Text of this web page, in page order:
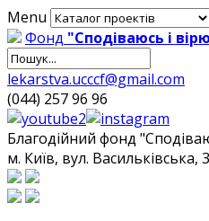
Menu
Фонд "Сподіваюсь і
lekarstva.ucccf@gmail.com
(044) 257 96 96
Благодійний фонд
м. Київ, вул. Васильківська,